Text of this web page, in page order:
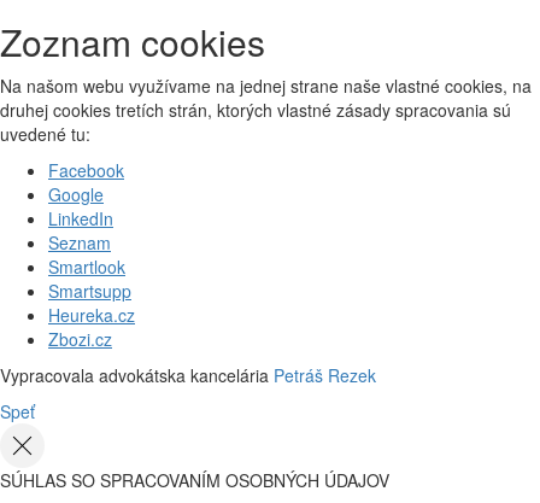
Zoznam cookies
Na našom webu využívame na jednej strane naše vlastné cookies, na
druhej cookies tretích strán, ktorých vlastné zásady spracovania sú
uvedené tu:
Facebook
Google
LinkedIn
Seznam
Smartlook
Smartsupp
Heureka.cz
Zbozi.cz
Vypracovala advokátska kancelária Petráš Rezek
Speť
SÚHLAS SO SPRACOVANÍM OSOBNÝCH ÚDAJOV